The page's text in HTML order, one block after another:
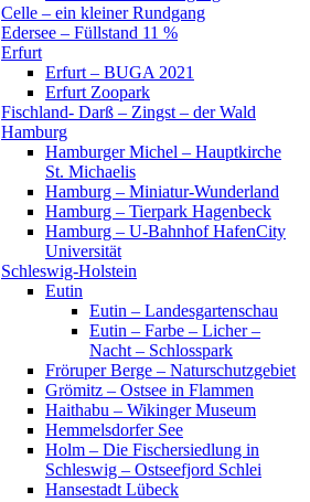
Celle – ein kleiner Rundgang
Edersee – Füllstand 11 %
Erfurt
Erfurt – BUGA 2021
Erfurt Zoopark
Fischland- Darß – Zingst – der Wald
Hamburg
Hamburger Michel – Hauptkirche
St. Michaelis
Hamburg – Miniatur-Wunderland
Hamburg – Tierpark Hagenbeck
Hamburg – U-Bahnhof HafenCity
Universität
Schleswig-Holstein
Eutin
Eutin – Landesgartenschau
Eutin – Farbe – Licher –
Nacht – Schlosspark
Fröruper Berge – Naturschutzgebiet
Grömitz – Ostsee in Flammen
Haithabu – Wikinger Museum
Hemmelsdorfer See
Holm – Die Fischersiedlung in
Schleswig – Ostseefjord Schlei
Hansestadt Lübeck